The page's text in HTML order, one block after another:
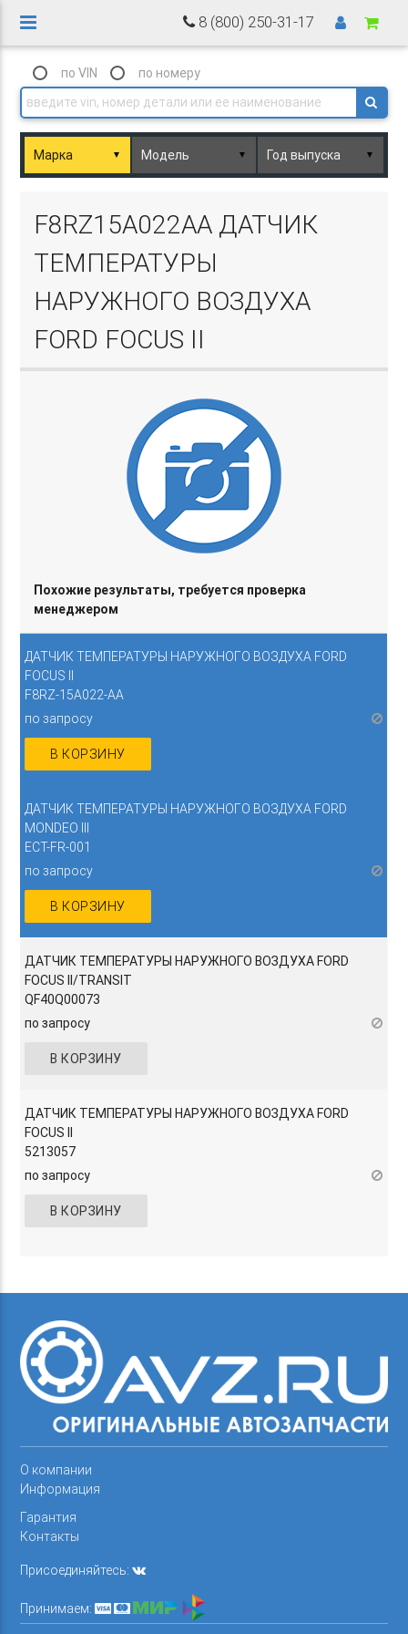
8 (800) 250-31-17
по VIN по номеру
▼ ▼ ▼
F8RZ15A022AA ДАТЧИК
ТЕМПЕРАТУРЫ
НАРУЖНОГО ВОЗДУХА
FORD FOCUS II
ДАТЧИК ТЕМПЕРАТУРЫ НАРУЖНОГО ВОЗДУХА FORD
FOCUS II
F8RZ-15A022-AA
по запросу
В КОРЗИНУ
Похожие результаты, требуется проверка
менеджером
ДАТЧИК ТЕМПЕРАТУРЫ НАРУЖНОГО ВОЗДУХА FORD
MONDEO III
ECT-FR-001
по запросу
В КОРЗИНУ
ДАТЧИК ТЕМПЕРАТУРЫ НАРУЖНОГО ВОЗДУХА FORD
FOCUS II/TRANSIT
QF40Q00073
по запросу
В КОРЗИНУ
ДАТЧИК ТЕМПЕРАТУРЫ НАРУЖНОГО ВОЗДУХА FORD
FOCUS II
5213057
по запросу
В КОРЗИНУ
О компании
Информация
Гарантия
Контакты
Присоединяйтесь:
Принимаем: